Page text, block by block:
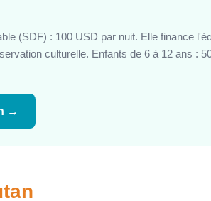
(SDF) : 100 USD par nuit. Elle finance
culturelle. Enfants de 6 à 12 ans :
→